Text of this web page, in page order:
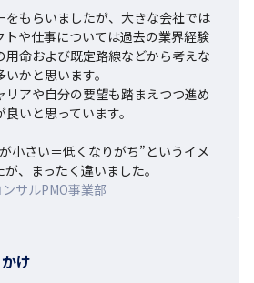
をもらいましたが、大きな会社では
トや仕事については過去の業界経験
用命および既定路線などから考えな
かと思います。
リアや自分の要望も踏まえつつ進め
いと思っています。
小さい＝低くなりがち”というイメ
、まったく違いました。
サルPMO事業部
け